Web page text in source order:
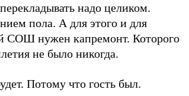
надо целиком.
пола. А для этого и для
СОШ нужен капремонт. Которого
не было никогда.
Потому что гость был.